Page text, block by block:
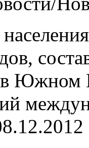
в Южном